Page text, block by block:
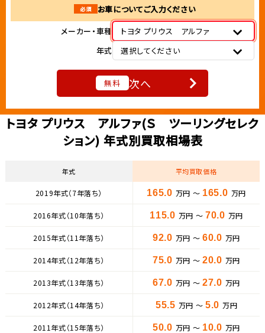
必須
お車についてご入力ください
メーカー・車種
トヨタ プリウス アルファ
年式
選択してください
無料 次へ
トヨタ プリウス アルファ(Ｓ ツーリングセレク
ション) 年式別買取相場表
年式 平均買取価格
2019年式（7年落ち） 165.0 万円 ～ 165.0 万円
2016年式（10年落ち） 115.0 万円 ～ 70.0 万円
2015年式（11年落ち） 92.0 万円 ～ 60.0 万円
2014年式（12年落ち） 75.0 万円 ～ 20.0 万円
2013年式（13年落ち） 67.0 万円 ～ 27.0 万円
2012年式（14年落ち） 55.5 万円 ～ 5.0 万円
2011年式（15年落ち） 50.0 万円 ～ 10.0 万円